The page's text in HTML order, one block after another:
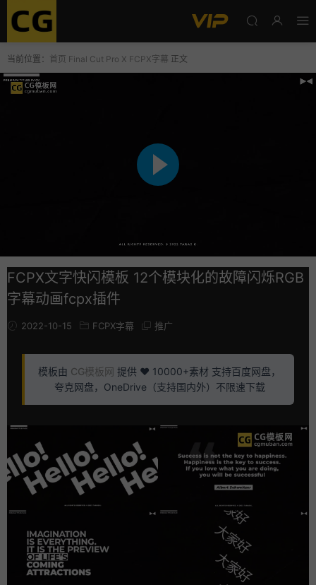
当前位置： 首页 Final Cut Pro X FCPX字幕 正文
FCPX文字快闪模板 12个模块化的故障闪烁RGB
字幕动画fcpx插件
2022-10-15 FCPX字幕 推广
模板由 CG模板网 提供 ❤️ 10000+素材 支持百度网盘，
夸克网盘，OneDrive（支持国内外）不限速下载